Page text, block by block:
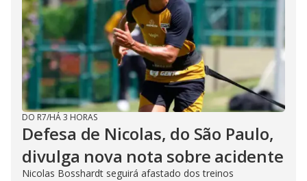
DO R7/HÁ 3 HORAS
Defesa de Nicolas, do São Paulo,
divulga nova nota sobre acidente
Nicolas Bosshardt seguirá afastado dos treinos